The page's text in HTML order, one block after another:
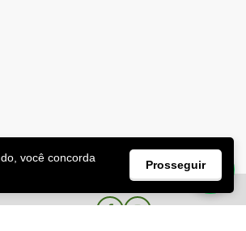
você concorda
Prosseguir